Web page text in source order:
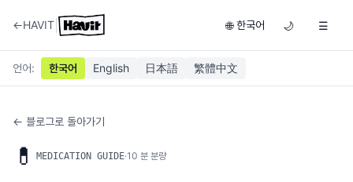
←HAVIT 🌐 한국어 🌙 ☰
언어: 한국어 English 日本語 繁體中文
← 블로그로 돌아가기
💊 MEDICATION GUIDE·10 분 분량